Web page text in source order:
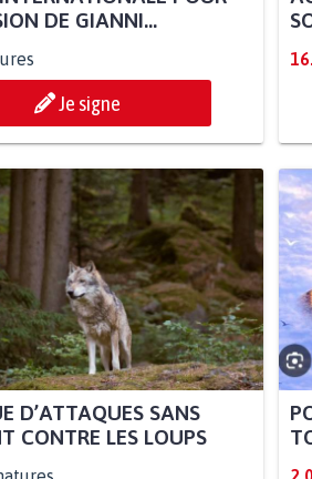
DE GIANNI...
Je signe
D’ATTAQUES SANS
CONTRE LES LOUPS